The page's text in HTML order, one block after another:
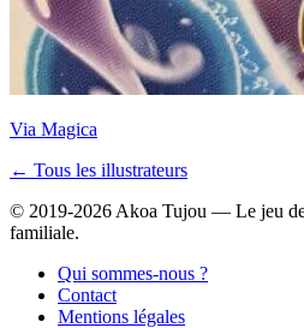
Via Magica
← Tous les illustrateurs
© 2019-2026 Akoa Tujou — Le jeu de
familiale.
Qui sommes-nous ?
Contact
Mentions légales